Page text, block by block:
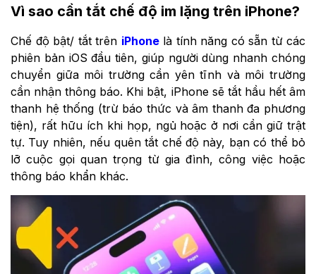
Vì sao cần tắt chế độ im lặng trên iPhone?
Chế độ bật/ tắt trên iPhonelà tính năng có sẵn từ các
phiên bản iOS đầu tiên, giúp người dùng nhanh chóng
chuyển giữa môi trường cần yên tĩnh và môi trường
cần nhận thông báo. Khi bật, iPhone sẽ tắt hầu hết âm
thanh hệ thống (trừ báo thức và âm thanh đa phương
tiện), rất hữu ích khi họp, ngủ hoặc ở nơi cần giữ trật
tự. Tuy nhiên, nếu quên tắt chế độ này, bạn có thể bỏ
lỡ cuộc gọi quan trọng từ gia đình, công việc hoặc
thông báo khẩn khác.